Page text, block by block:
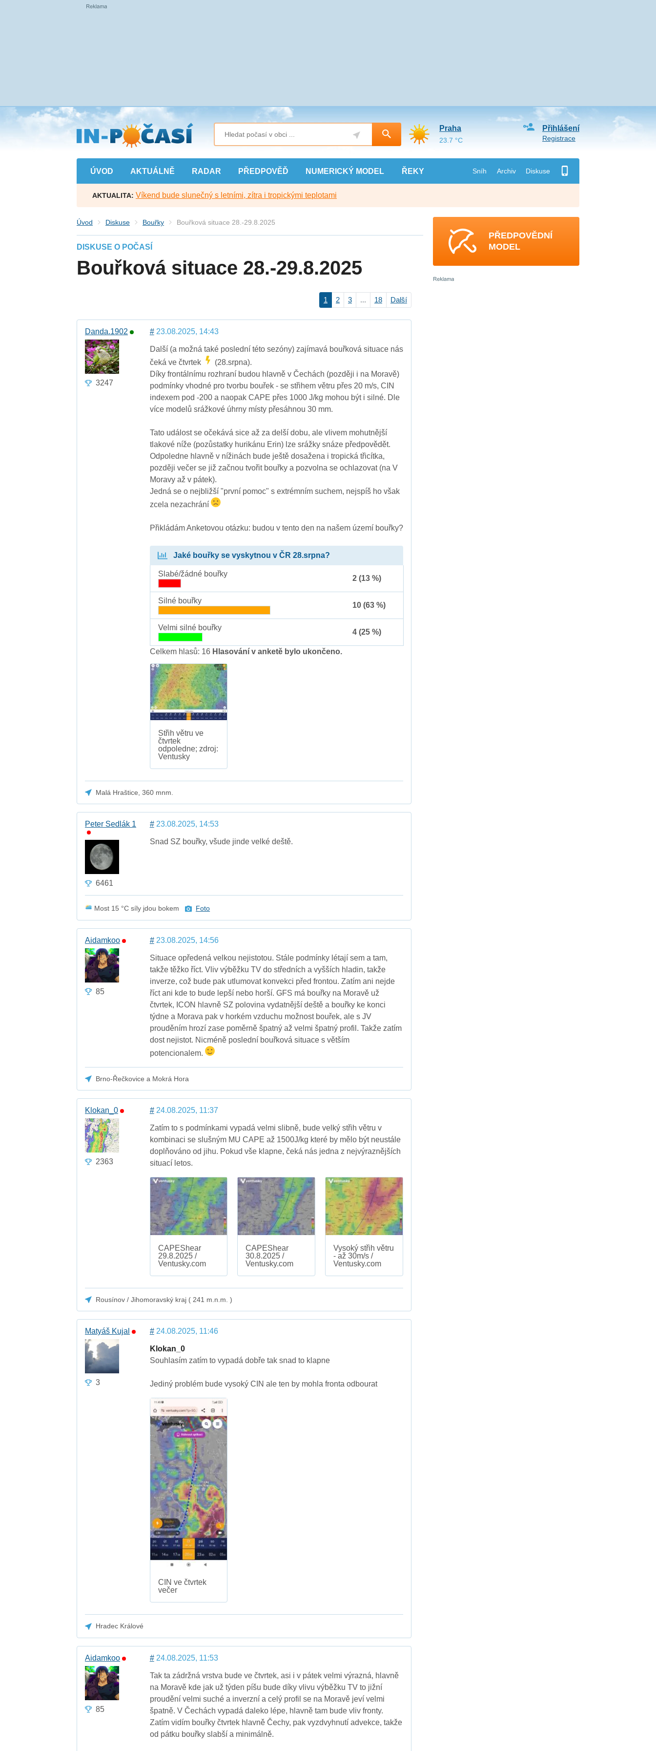
Přejít
na
hlavní
obsah
ÚVOD AKTUÁLNĚ RADAR PŘEDPOVĚĎ NUMERICKÝ MODEL ŘEKY Sníh Archiv Diskuse
Přihlášení
Registrace
Praha
23.7 °C
AKTUALITA: Víkend bude slunečný s letními, zítra i tropickými teplotami
Úvod Diskuse Bouřky Bouřková situace 28.-29.8.2025
DISKUSE O POČASÍ
Bouřková situace 28.-29.8.2025
1 2 3 ... 18 Další
Danda.1902
3247
#23.08.2025, 14:43
Další (a možná také poslední této sezóny) zajímavá bouřková situace nás
čeká ve čtvrtek
(28.srpna).
Díky frontálnímu rozhraní budou hlavně v Čechách (později i na Moravě)
podmínky vhodné pro tvorbu bouřek - se střihem větru přes 20 m/s, CIN
indexem pod -200 a naopak CAPE přes 1000 J/kg mohou být i silné. Dle
více modelů srážkové úhrny místy přesáhnou 30 mm.
Tato událost se očekává sice až za delší dobu, ale vlivem mohutnější
tlakové níže (pozůstatky hurikánu Erin) lze srážky snáze předpovědět.
Odpoledne hlavně v nížinách bude ještě dosažena i tropická třicítka,
později večer se již začnou tvořit bouřky a pozvolna se ochlazovat (na V
Moravy až v pátek).
Jedná se o nejbližší "první pomoc" s extrémním suchem, nejspíš ho však
zcela nezachrání
Přikládám Anketovou otázku: budou v tento den na našem území bouřky?
Jaké bouřky se vyskytnou v ČR 28.srpna?
Slabé/žádné bouřky
2 (13 %)
Silné bouřky
10 (63 %)
Velmi silné bouřky
4 (25 %)
Celkem hlasů: 16 Hlasování v anketě bylo ukončeno.
Střih větru ve
čtvrtek
odpoledne; zdroj:
Ventusky
Malá Hraštice, 360 mnm.
Peter Sedlák 1
6461
#23.08.2025, 14:53
Snad SZ bouřky, všude jinde velké deště.
Most 15 °C síly jdou bokem Foto
Aidamkoo
85
#23.08.2025, 14:56
Situace opředená velkou nejistotou. Stále podmínky létají sem a tam,
takže těžko říct. Vliv výběžku TV do středních a vyšších hladin, takže
inverze, což bude pak utlumovat konvekci před frontou. Zatím ani nejde
říct ani kde to bude lepší nebo horší. GFS má bouřky na Moravě už
čtvrtek, ICON hlavně SZ polovina vydatnější deště a bouřky ke konci
týdne a Morava pak v horkém vzduchu možnost bouřek, ale s JV
prouděním hrozí zase poměrně špatný až velmi špatný profil. Takže zatím
dost nejistot. Nicméně poslední bouřková situace s větším
potencionalem.
Brno-Řečkovice a Mokrá Hora
Klokan_0
2363
#24.08.2025, 11:37
Zatím to s podmínkami vypadá velmi slibně, bude velký střih větru v
kombinaci se slušným MU CAPE až 1500J/kg které by mělo být neustále
doplňováno od jihu. Pokud vše klapne, čeká nás jedna z nejvýraznějších
situací letos.
CAPEShear
29.8.2025 /
Ventusky.com
CAPEShear
30.8.2025 /
Ventusky.com
Vysoký střih větru
- až 30m/s /
Ventusky.com
Rousínov / Jihomoravský kraj ( 241 m.n.m. )
Matyáš Kujal
3
#24.08.2025, 11:46
Klokan_0
Souhlasím zatím to vypadá dobře tak snad to klapne
Jediný problém bude vysoký CIN ale ten by mohla fronta odbourat
CIN ve čtvrtek
večer
Hradec Králové
Aidamkoo
85
#24.08.2025, 11:53
Tak ta zádržná vrstva bude ve čtvrtek, asi i v pátek velmi výrazná, hlavně
na Moravě kde jak už týden píšu bude díky vlivu výběžku TV to jižní
proudění velmi suché a inverzní a celý profil se na Moravě jeví velmi
špatně. V Čechách vypadá daleko lépe, hlavně tam bude vliv fronty.
Zatím vidím bouřky čtvrtek hlavně Čechy, pak vyzdvyhnutí advekce, takže
od pátku bouřky slabší a minimálně.
PŘEDPOVĚDNÍ
MODEL